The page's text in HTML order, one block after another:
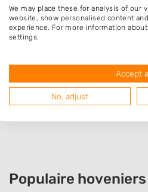
Rijkevoort
Haps
Landhorst
Populaire hoveniers
We may place these for analysis of our
website, show personalised content
experience. For more information
settings.
Accept
No, adjust